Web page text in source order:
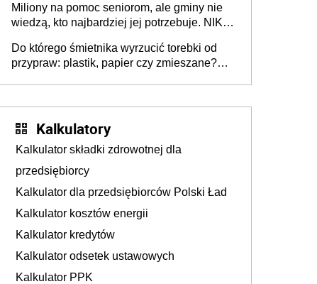
Europie nie ma tak dużych jednostek
stołecznych
Miliony na pomoc seniorom, ale gminy nie
wiedzą, kto najbardziej jej potrzebuje. NIK
Do którego śmietnika wyrzucić torebki od
przypraw: plastik, papier czy zmieszane?
Kalkulatory
Kalkulator składki zdrowotnej dla
przedsiębiorcy
Kalkulator dla przedsiębiorców Polski Ład
Kalkulator kosztów energii
Kalkulator kredytów
Kalkulator odsetek ustawowych
Kalkulator PPK